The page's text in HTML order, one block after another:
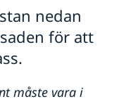
i Prag
(under 18
(över 18 år)
nedan
för att
måste vara i